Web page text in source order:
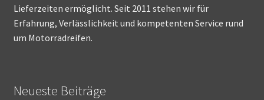
Lieferzeiten ermöglicht. Seit 2011 stehen wir für
Erfahrung, Verlässlichkeit und kompetenten Service rund
um Motorradreifen.
Neueste Beiträge